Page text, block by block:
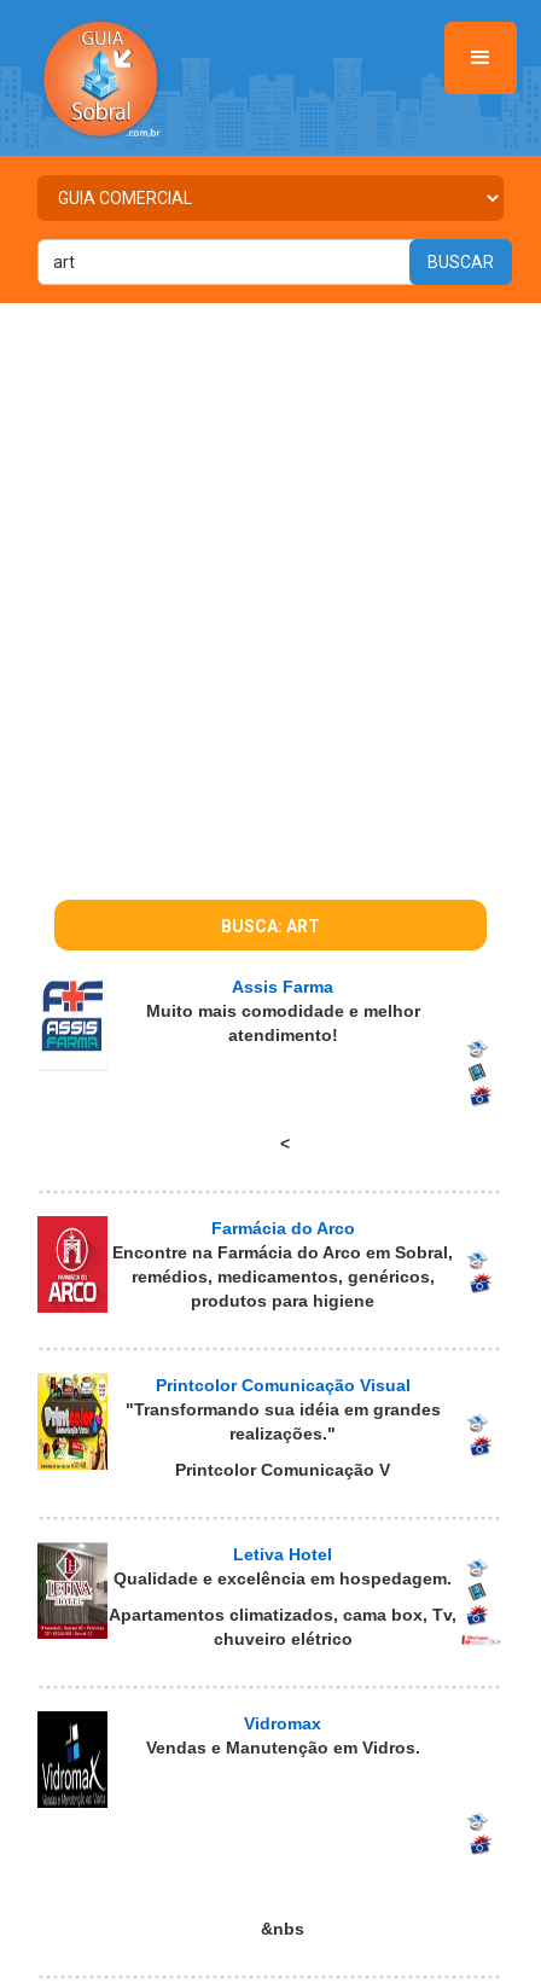
BUSCA: ART
Assis Farma
Muito mais comodidade e melhor
atendimento!
<
Farmácia do Arco
Encontre na Farmácia do Arco em Sobral,
remédios, medicamentos, genéricos,
produtos para higiene
Printcolor Comunicação Visual
"Transformando sua idéia em grandes
realizações."
Printcolor Comunicação V
Letiva Hotel
Qualidade e excelência em hospedagem.
Apartamentos climatizados, cama box, Tv,
chuveiro elétrico
Vidromax
Vendas e Manutenção em Vidros.
&nbs